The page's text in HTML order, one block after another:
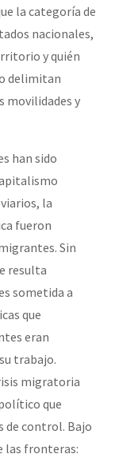
la categoría de
nacionales,
y quién
delimitan
movilidades y
han sido
la
fueron
Sin
resulta
sometida a
que
eran
trabajo.
migratoria
que
de control. Bajo
las fronteras: